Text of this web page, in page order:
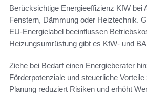
Berücksichtige Energieeffizienz KfW bei
Fenstern, Dämmung oder Heiztechnik.
EU-Energielabel beeinflussen
Heizungsumrüstung gibt es KfW- und
Ziehe bei Bedarf einen Energieberater
Förderpotenziale und steuerliche
Planung reduziert Risiken und erhöht